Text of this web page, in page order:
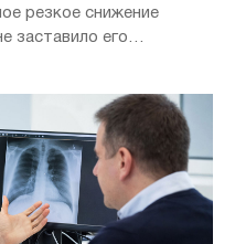
резкое снижение
заставило его
с метастазами в
Бух. Опухоли кишечника
специалистами.
Хелль не
и показывает,
ни на что.